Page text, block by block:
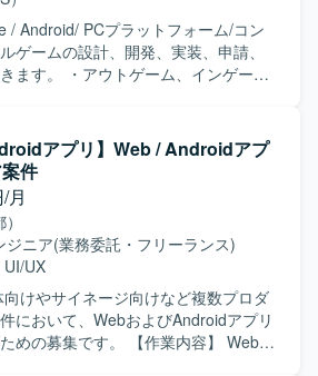
ゲームの設計、開発、実装、申請、
、インゲーム
および実装 ・アウトゲーム、インゲー
するために必要な周辺ツールの実装
エンジニア/デザイナー/プランナー間
り良い
る方です。 ・チームワークを重んじ
ステムを理解して制作できる方で
発ツール：
UniTask、UniRx、MasterMemory
アプリ】Web / Androidアプ
件
月
ジニア(業務委託・フリーランス)
UI/UX
向けやサイネージ向けなど複数プロダ
において、WebおよびAndroidアプリ
。 【作業内容】 Webア